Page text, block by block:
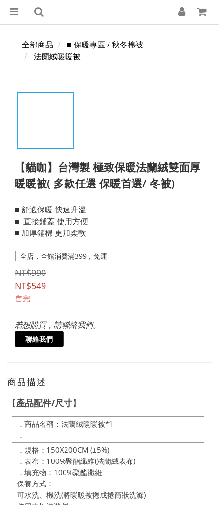
全部商品
■ 保暖專區 / 秋冬棉被
法蘭絨暖暖被
【貓咖】台灣製 極致保暖法蘭絨雙面厚
暖暖被( 多款任選 保暖首選/ 冬被)
■ 舒適保暖 快速升溫
■  直接鋪蓋 使用方便
■ 加厚鋪棉 更加柔軟
全店，全館消費滿399，免運
NT$990
NT$549
售完
若想購買，請聯絡我們。
聯絡我們
商品描述
【 產品配件/尺寸】
．商品名稱：法蘭絨暖暖被*1
．
．規格：150X200CM (±5%)
．表布：100%聚酯纖維(法蘭絨表布)
．填充物：100%聚酯纖維
保養方式：
可水洗、機洗(將暖暖被捲成捲筒狀洗滌)